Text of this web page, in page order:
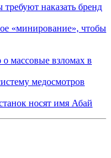
наказать бренд
«минирование», чтобы
массовые взломах в
медосмотров
носят имя Абай